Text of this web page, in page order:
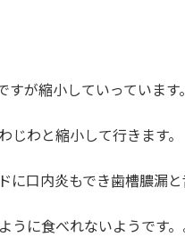
が縮小していっています。
わと縮小して行きます。
に口内炎もでき歯槽膿漏
に食べれないようです。